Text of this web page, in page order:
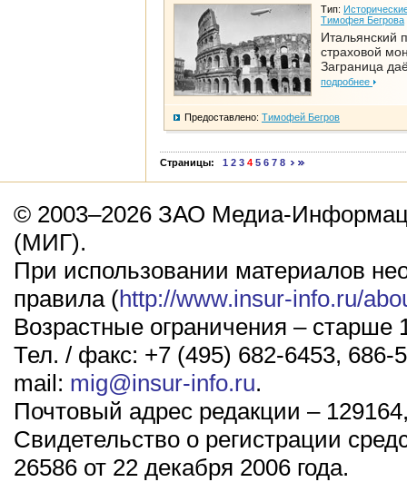
Тип:
Тимофея Бегрова
Итальянский
страховой
Заграница
подробнее
Предоставлено: Тимофей Бегров
Страницы: 1 2 3 4 5 6 7 8
© 2003–2026 ЗАО Медиа-
(МИГ).
При использовании материалов
правила (http://www.insur-info.ru/
Возрастные ограничения – старше
Тел. / факс: +7 (495) 682-6453, 686-
mail: mig@insur-info.ru.
Почтовый адрес редакции –
Свидетельство о регистрации
26586 от 22 декабря 2006 года.